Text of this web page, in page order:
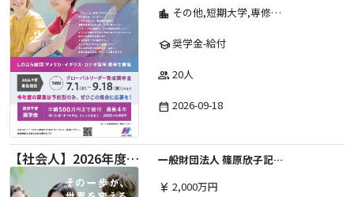
location_city その他,短期大学,専修学校,高等専門学校,高等学校,大学院,大学
school奨学金-給付
group 20人
date_range 2026-09-18
【社会人】2026年度 しのはら財団 アメリカ・イギリス・カナダ英語留学奨学金
一般財団法人 篠原欣子記念財団 (海外留学奨学金グループ)
currency_yen 2,000万円